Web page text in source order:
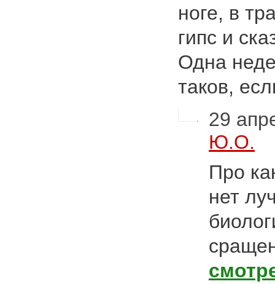
ноге, в
гипс и
Одна
таков,
29
Ю.О.
Про
нет